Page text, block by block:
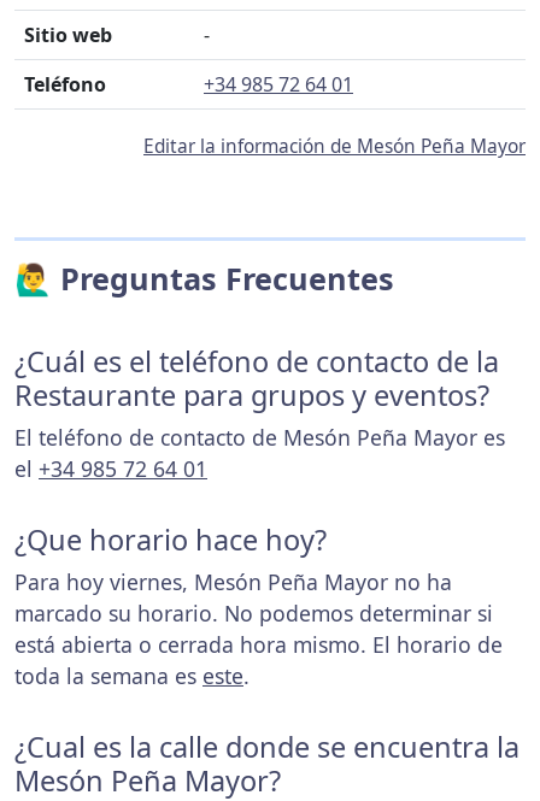
Sitio web
-
Teléfono
+34 985 72 64 01
Editar la información de Mesón Peña Mayor
🙋‍♂️ Preguntas Frecuentes
¿Cuál es el teléfono de contacto de la
Restaurante para grupos y eventos?
El teléfono de contacto de Mesón Peña Mayor es
el +34 985 72 64 01
¿Que horario hace hoy?
Para hoy viernes, Mesón Peña Mayor no ha
marcado su horario. No podemos determinar si
está abierta o cerrada hora mismo. El horario de
toda la semana es este.
¿Cual es la calle donde se encuentra la
Mesón Peña Mayor?